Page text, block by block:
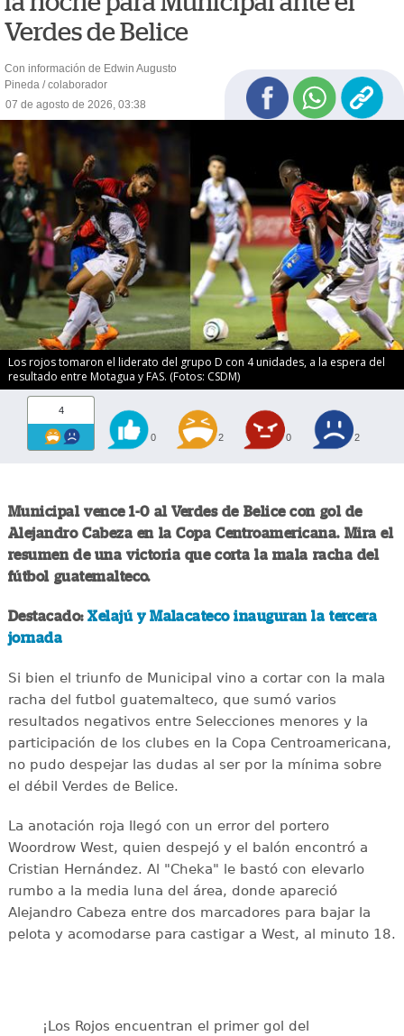
Verdes de Belice
Con información de Edwin Augusto
Pineda / colaborador
07 de agosto de 2026, 03:38
Los rojos tomaron el liderato del grupo D con 4 unidades, a la espera del
resultado entre Motagua y FAS. (Fotos: CSDM)
4
0 2 0 2
Municipal vence 1-0 al Verdes de Belice con gol de
Alejandro Cabeza en la Copa Centroamericana. Mira el
resumen de una victoria que corta la mala racha del
fútbol guatemalteco.
Destacado:Xelajú y Malacateco inauguran la tercera
jornada
Si bien el triunfo de Municipal vino a cortar con la mala
racha del futbol guatemalteco, que sumó varios
resultados negativos entre Selecciones menores y la
participación de los clubes en la Copa Centroamericana,
no pudo despejar las dudas al ser por la mínima sobre
el débil Verdes de Belice.
La anotación roja llegó con un error del portero
Woordrow West, quien despejó y el balón encontró a
Cristian Hernández. Al "Cheka" le bastó con elevarlo
rumbo a la media luna del área, donde apareció
Alejandro Cabeza entre dos marcadores para bajar la
pelota y acomodarse para castigar a West, al minuto 18.
¡Los Rojos encuentran el primer gol del